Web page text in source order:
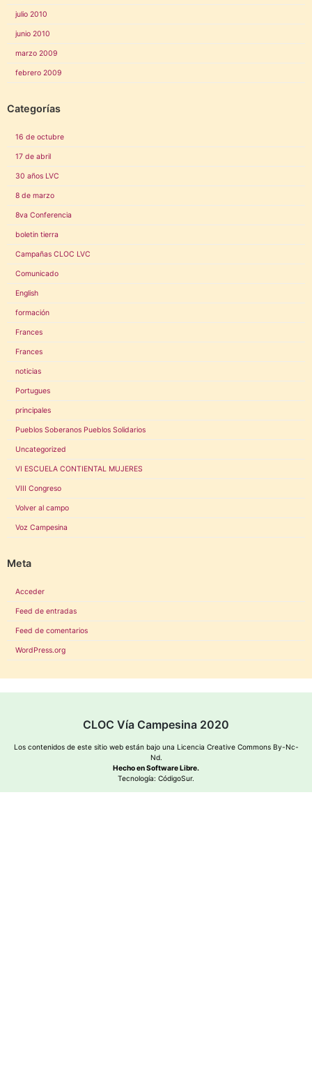
julio 2010
junio 2010
marzo 2009
febrero 2009
Categorías
16 de octubre
17 de abril
30 años LVC
8 de marzo
8va Conferencia
boletin tierra
Campañas CLOC LVC
Comunicado
English
formación
Frances
Frances
noticias
Portugues
principales
Pueblos Soberanos Pueblos Solidarios
Uncategorized
VI ESCUELA CONTIENTAL MUJERES
VIII Congreso
Volver al campo
Voz Campesina
Meta
Acceder
Feed de entradas
Feed de comentarios
WordPress.org
CLOC Vía Campesina 2020
Los contenidos de este sitio web están bajo una Licencia Creative Commons By-Nc-
Nd.
Hecho en Software Libre.
Tecnología: CódigoSur.